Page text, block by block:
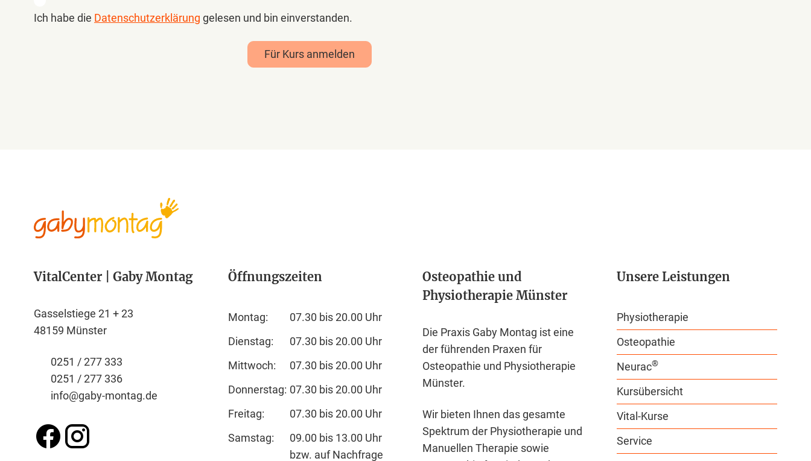
Ich habe die Datenschutzerklärung gelesen und bin einverstanden.
VitalCenter | Gaby Montag
Gasselstiege 21 + 23
48159 Münster
0251 / 277 333
0251 / 277 336
info@gaby-montag.de
Öffnungszeiten
Montag:
07.30 bis 20.00 Uhr
Dienstag:
07.30 bis 20.00 Uhr
Mittwoch:
07.30 bis 20.00 Uhr
Donnerstag: 07.30 bis 20.00 Uhr
Freitag:
07.30 bis 20.00 Uhr
Samstag:
09.00 bis 13.00 Uhr
bzw. auf Nachfrage
Osteopathie und
Physiotherapie Münster
Die Praxis Gaby Montag ist eine
der führenden Praxen für
Osteopathie und Physiotherapie
Münster.
Wir bieten Ihnen das gesamte
Spektrum der Physiotherapie und
Manuellen Therapie sowie
Unsere Leistungen
Physiotherapie
Osteopathie
Neurac®
Kursübersicht
Vital-Kurse
Service